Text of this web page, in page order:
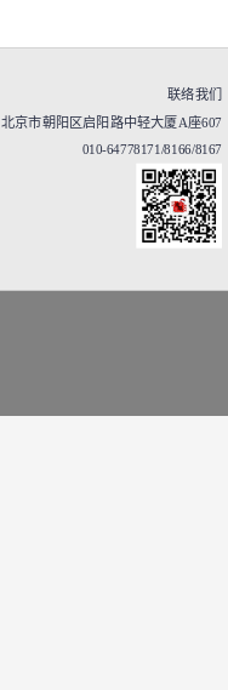
联络我们
北京市朝阳区启阳路中轻大厦A座607
010-64778171/8166/8167